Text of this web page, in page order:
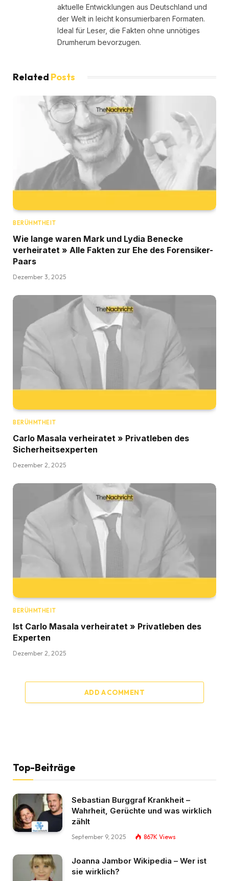
aktuelle Entwicklungen aus Deutschland und
der Welt in leicht konsumierbaren Formaten.
Ideal für Leser, die Fakten ohne unnötiges
Drumherum bevorzugen.
Related Posts
BERÜHMTHEIT
Wie lange waren Mark und Lydia Benecke
verheiratet » Alle Fakten zur Ehe des Forensiker-
Paars
Dezember 3, 2025
BERÜHMTHEIT
Carlo Masala verheiratet » Privatleben des
Sicherheitsexperten
Dezember 2, 2025
BERÜHMTHEIT
Ist Carlo Masala verheiratet » Privatleben des
Experten
Dezember 2, 2025
ADD A COMMENT
Top-Beiträge
Sebastian Burggraf Krankheit –
Wahrheit, Gerüchte und was wirklich
zählt
September 9, 2025 867K Views
Joanna Jambor Wikipedia – Wer ist
sie wirklich?